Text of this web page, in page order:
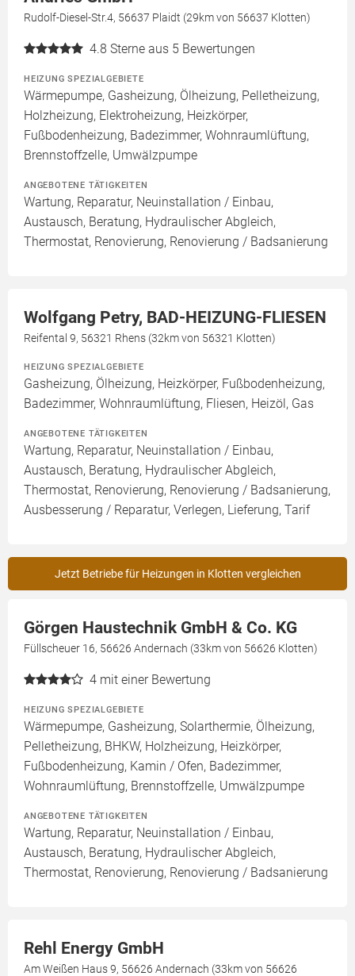
Rudolf-Diesel-Str.4, 56637 Plaidt (29km von 56637 Klotten)
4.8 Sterne aus 5 Bewertungen
HEIZUNG SPEZIALGEBIETE
Wärmepumpe, Gasheizung, Ölheizung, Pelletheizung,
Holzheizung, Elektroheizung, Heizkörper,
Fußbodenheizung, Badezimmer, Wohnraumlüftung,
Brennstoffzelle, Umwälzpumpe
ANGEBOTENE TÄTIGKEITEN
Wartung, Reparatur, Neuinstallation / Einbau,
Austausch, Beratung, Hydraulischer Abgleich,
Thermostat, Renovierung, Renovierung / Badsanierung
Wolfgang Petry, BAD-HEIZUNG-FLIESEN
Reifental 9, 56321 Rhens (32km von 56321 Klotten)
HEIZUNG SPEZIALGEBIETE
Gasheizung, Ölheizung, Heizkörper, Fußbodenheizung,
Badezimmer, Wohnraumlüftung, Fliesen, Heizöl, Gas
ANGEBOTENE TÄTIGKEITEN
Wartung, Reparatur, Neuinstallation / Einbau,
Austausch, Beratung, Hydraulischer Abgleich,
Thermostat, Renovierung, Renovierung / Badsanierung,
Ausbesserung / Reparatur, Verlegen, Lieferung, Tarif
Jetzt Betriebe für Heizungen in Klotten vergleichen
Görgen Haustechnik GmbH & Co. KG
Füllscheuer 16, 56626 Andernach (33km von 56626 Klotten)
4 mit einer Bewertung
HEIZUNG SPEZIALGEBIETE
Wärmepumpe, Gasheizung, Solarthermie, Ölheizung,
Pelletheizung, BHKW, Holzheizung, Heizkörper,
Fußbodenheizung, Kamin / Ofen, Badezimmer,
Wohnraumlüftung, Brennstoffzelle, Umwälzpumpe
ANGEBOTENE TÄTIGKEITEN
Wartung, Reparatur, Neuinstallation / Einbau,
Austausch, Beratung, Hydraulischer Abgleich,
Thermostat, Renovierung, Renovierung / Badsanierung
Rehl Energy GmbH
Am Weißen Haus 9, 56626 Andernach (33km von 56626